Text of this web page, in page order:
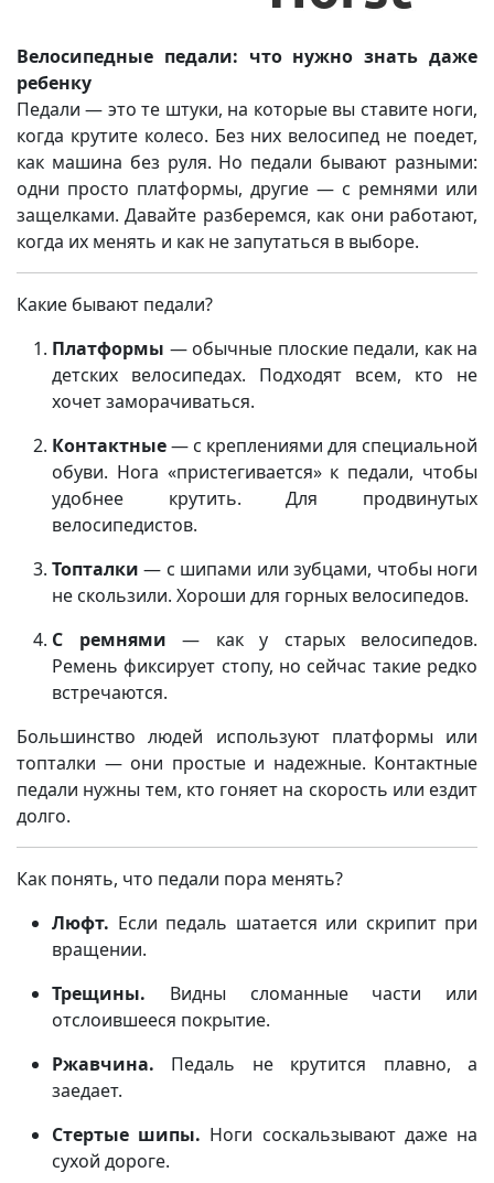
Велосипедные педали: что нужно знать даже
ребенку
Педали — это те штуки, на которые вы ставите ноги,
когда крутите колесо. Без них велосипед не поедет,
как машина без руля. Но педали бывают разными:
одни просто платформы, другие — с ремнями или
защелками. Давайте разберемся, как они работают,
когда их менять и как не запутаться в выборе.
Какие бывают педали?
Платформы — обычные плоские педали, как на
детских велосипедах. Подходят всем, кто не
хочет заморачиваться.
Контактные— с креплениями для специальной
обуви. Нога «пристегивается» к педали, чтобы
удобнее крутить. Для продвинутых
велосипедистов.
Топталки — с шипами или зубцами, чтобы ноги
не скользили. Хороши для горных велосипедов.
С ремнями — как у старых велосипедов.
Ремень фиксирует стопу, но сейчас такие редко
встречаются.
Большинство людей используют платформы или
топталки — они простые и надежные. Контактные
педали нужны тем, кто гоняет на скорость или ездит
долго.
Как понять, что педали пора менять?
Люфт. Если педаль шатается или скрипит при
вращении.
Трещины. Видны сломанные части или
отслоившееся покрытие.
Ржавчина. Педаль не крутится плавно, а
заедает.
Стертые шипы. Ноги соскальзывают даже на
сухой дороге.